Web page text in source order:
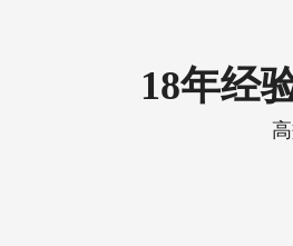
18年经